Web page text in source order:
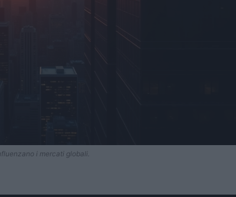
i mercati globali.